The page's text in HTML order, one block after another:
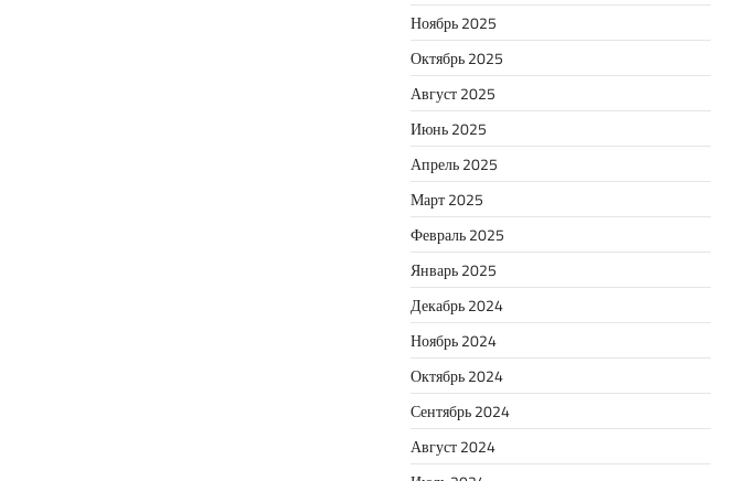
Ноябрь 2025
Октябрь 2025
Август 2025
Июнь 2025
Апрель 2025
Март 2025
Февраль 2025
Январь 2025
Декабрь 2024
Ноябрь 2024
Октябрь 2024
Сентябрь 2024
Август 2024